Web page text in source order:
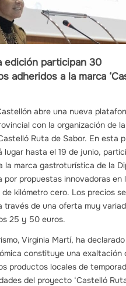
edición participan 30
adheridos a la marca
abre una nueva
con la organización de la
Ruta de Sabor. En esta
lugar hasta el 19 de junio,
la marca gastroturística de la
por propuestas innovadoras en
kilómetro cero. Los precios
través de una oferta muy
25 y 50 euros.
Virginia Martí, ha declarado
constituye una exaltación
productos locales de
del proyecto ‘Castelló